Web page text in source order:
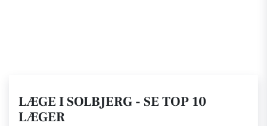
LÆGE I SOLBJERG - SE TOP 10
LÆGER